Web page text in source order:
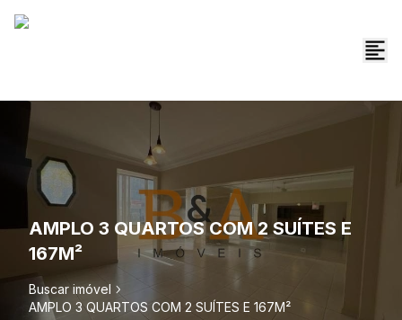
AMPLO 3 QUARTOS COM 2 SUÍTES E
167M²
Buscar imóvel
AMPLO 3 QUARTOS COM 2 SUÍTES E 167M²